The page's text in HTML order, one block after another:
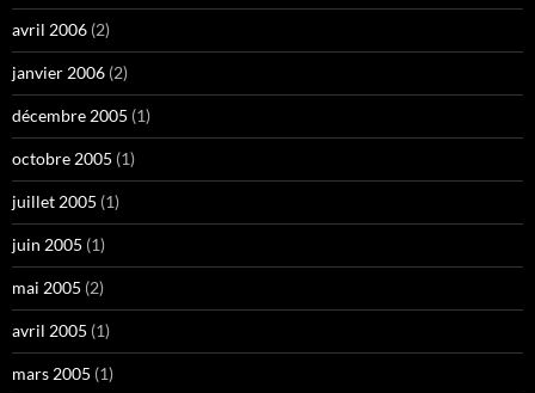
avril 2006 (2)
janvier 2006 (2)
décembre 2005 (1)
octobre 2005 (1)
juillet 2005 (1)
juin 2005 (1)
mai 2005 (2)
avril 2005 (1)
mars 2005 (1)